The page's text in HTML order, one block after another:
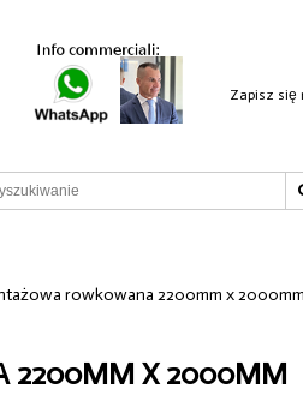
Zapisz się
rowkowana 2200mm x 2000mm
2200MM X 2000MM